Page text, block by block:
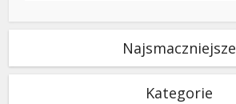
Najsmaczniejsze
Kategorie